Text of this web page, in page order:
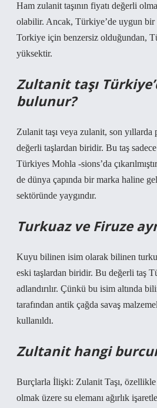
Ham zulanit taşının fiyatı değerli
olabilir. Ancak, Türkiye’de uygun bir
Torkiye için benzersiz olduğundan,
yüksektir.
Zultanit taşı
bulunur?
Zulanit taşı veya zulanit, son yıllarda
değerli taşlardan biridir. Bu taş
Türkiyes Mohla -sions’da
de dünya çapında bir marka haline
sektöründe yaygındır.
Turkuaz ve Firuze
Kuyu bilinen isim olarak bilinen
eski taşlardan biridir. Bu değerli taş
adlandırılır. Çünkü bu isim altında
tarafından antik çağda savaş
kullanıldı.
Zultanit hangi
Burçlarla İlişki: Zulanit Taşı, özellikle
olmak üzere su elemanı ağırlık